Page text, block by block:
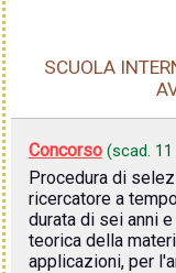
SCUOLA
Concorso (scad.
Procedura di
ricercatore a
durata di sei anni
teorica della
applicazioni, per